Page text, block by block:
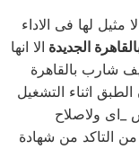
مثيل لها فى الاداء
الجديدة الا انها
شارب بالقاهرة
اثناء التشغيل
_اى ولاصلاح
التاكد من شهادة